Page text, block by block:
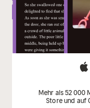
Mehr als 52 000
Store und auf